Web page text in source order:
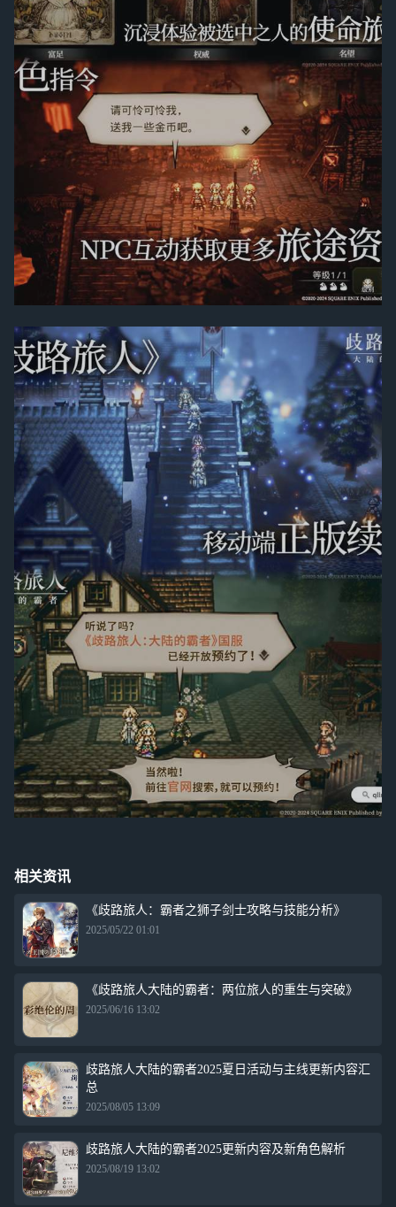
相关资讯
《歧路旅人：霸者之狮子剑士攻略与技能分析》
2025/05/22 01:01
《歧路旅人大陆的霸者：两位旅人的重生与突破》
2025/06/16 13:02
歧路旅人大陆的霸者2025夏日活动与主线更新内容汇
总
2025/08/05 13:09
歧路旅人大陆的霸者2025更新内容及新角色解析
2025/08/19 13:02